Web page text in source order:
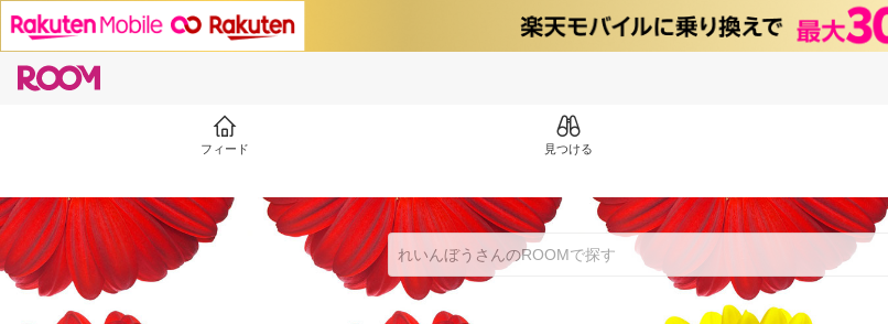
フィード 見つける